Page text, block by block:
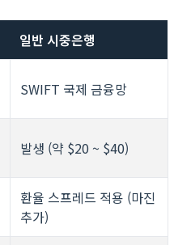
일반 시중은행
SWIFT 국제 금융망
발생 (약 $20 ~ $40)
환율 스프레드 적용 (마진
추가)